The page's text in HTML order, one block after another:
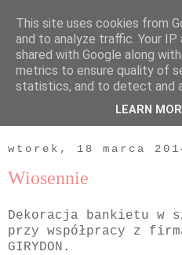
wtorek, 18 marca
Wiosennie
Dekoracja bankietu w
przy współpracy z
GIRYDON.
This site uses cookies from
and to analyze traffic. Your
shared with Google along
metrics to ensure quality of
statistics, and to detect and
LEARN